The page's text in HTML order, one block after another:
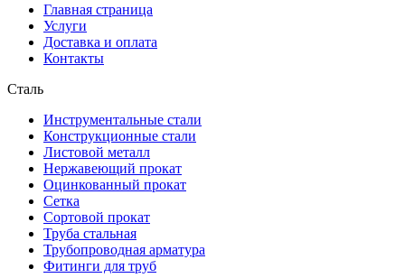
Главная страница
Услуги
Доставка и оплата
Контакты
Сталь
Инструментальные стали
Конструкционные стали
Листовой металл
Нержавеющий прокат
Оцинкованный прокат
Сетка
Сортовой прокат
Труба стальная
Трубопроводная арматура
Фитинги для труб